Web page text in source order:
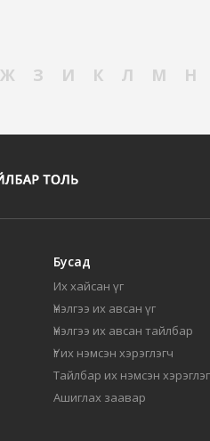
Ж З И К Л М Н
Бусад
Их хайсан үг
Үнэлгээ их авсан үг
Үнэлгээ их авсан тайлбар
Үг их нэмсэн хэрэглэгч
Тайлбар их нэмсэн
Ашиглах заавар